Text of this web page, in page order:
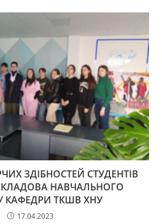
ЗДІБНОСТЕЙ СТУДЕНТІВ
НАВЧАЛЬНОГО
КАФЕДРИ ТКШВ ХНУ
17.04.2023